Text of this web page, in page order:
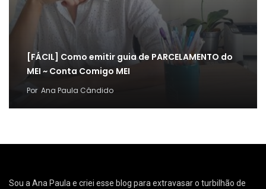
[FÁCIL] Como emitir guia de PARCELAMENTO do
MEI ~ Conta Comigo MEI
Por Ana Paula Cândido
Sou a Ana Paula e criei esse blog para extravasar o turbilhão de